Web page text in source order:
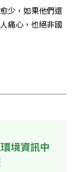
少，如果他們還
痛心，也絕非國
境資訊中